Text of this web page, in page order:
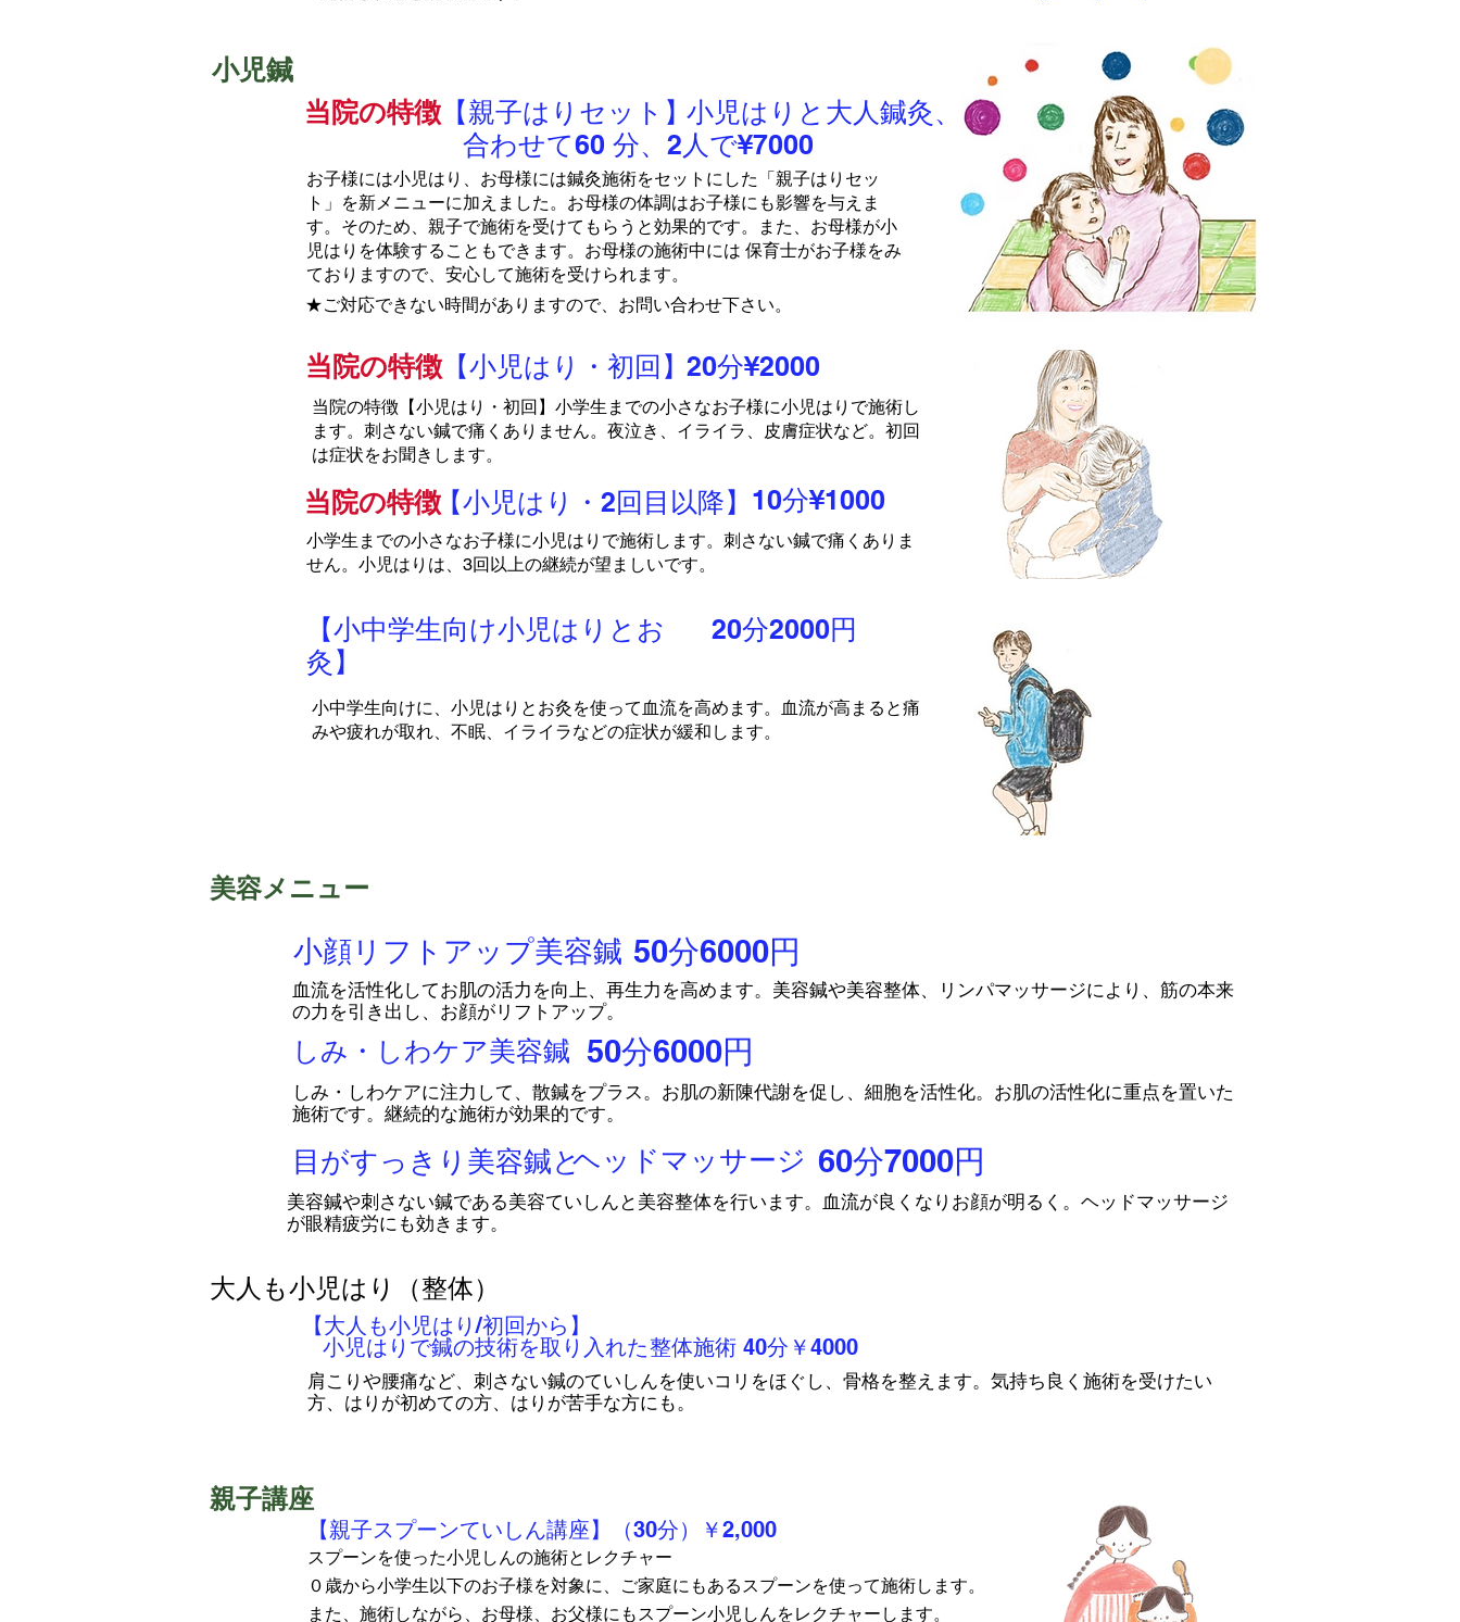
小児鍼
当院の特徴 【親子はりセット】小児はりと大人鍼灸、
★ご対応できない時間がありますので、お問い合わせ下さい。
お子様には小児はり、お母様には鍼灸施術をセットにした「親子はりセッ
ト」を新メニューに加えました。お母様の体調はお子様にも影響を与えま
す。そのため、親子で施術を受けてもらうと効果的です。また、お母様が小
児はりを体験することもできます。お母様の施術中には 保育士がお子様をみ
ておりますので、安心して施術を受けられます。
合わせて60 分、2人で¥7000
当院の特徴 【小児はり・初回】20分¥2000
当院の特徴【小児はり・初回】小学生までの小さなお子様に小児はりで施術し
ます。刺さない鍼で痛くありません。夜泣き、イライラ、皮膚症状など。初回
は症状をお聞きします。
当院の特徴 10分¥1000
【小児はり・2回目以降】
小学生までの小さなお子様に小児はりで施術します。刺さない鍼で痛くありま
せん。小児はりは、3回以上の継続が望ましいです。
【小中学生向け小児はりとお
灸】
小中学生向けに、小児はりとお灸を使って血流を高めます。血流が高まると痛
みや疲れが取れ、不眠、イライラなどの症状が緩和します。
20分2000円
美容メニュー
小顔リフトアップ美容鍼
血流を活性化してお肌の活力を向上、再生力を高めます。美容鍼や美容整体、リンパマッサージにより、筋の本来
の力を引き出し、お顔がリフトアップ。
50分6000円
50分6000円
しみ・しわケア美容鍼
しみ・しわケアに注力して、散鍼をプラス。お肌の新陳代謝を促し、細胞を活性化。お肌の活性化に重点を置いた
施術です。継続的な施術が効果的です。
目がすっきり美容鍼と 60分7000円
ヘッドマッサージ
美容鍼や刺さない鍼である美容ていしんと美容整体を行います。血流が良くなりお顔が明るく。ヘッドマッサージ
が眼精疲労にも効きます。
​大人も小児はり（整体）
【大人も小児はり/初回から】
小児はりで鍼の技術を取り入れた整体施術 40分￥4000
肩こりや腰痛など、刺さない鍼のていしんを使いコリをほぐし、骨格を整えます。気持ち良く施術を受けたい
方、はりが初めての方、はりが苦手な方にも。
【親子スプーンていしん講座】（30分）￥2,000
スプーンを使った小児しんの施術とレクチャー
０歳から小学生以下のお子様を対象に、ご家庭にもあるスプーンを使って施術します。
また、施術しながら、お母様、お父様にもスプーン小児しんをレクチャーします。
親子講座